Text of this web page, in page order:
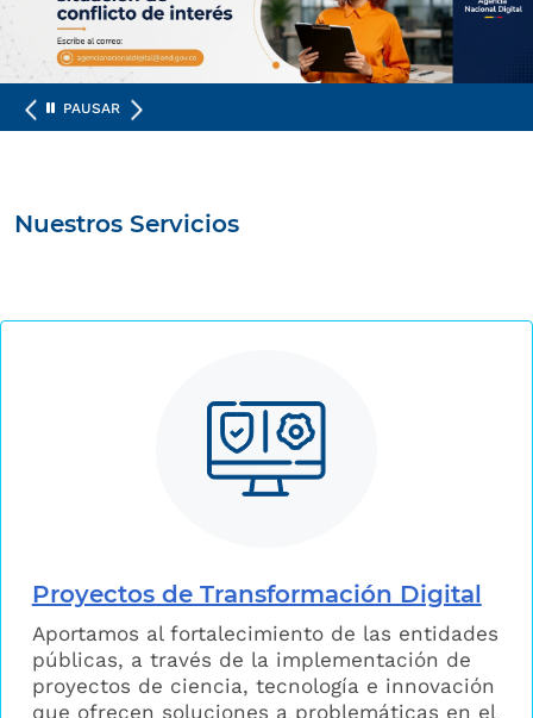
PAUSAR
Nuestros Servicios
Proyectos de Transformación Digital
Aportamos al fortalecimiento de las entidades
públicas, a través de la implementación de
proyectos de ciencia, tecnología e innovación
que ofrecen soluciones a problemáticas en el